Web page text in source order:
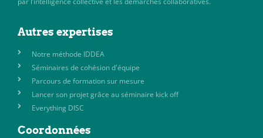
Autres expertises
Notre méthode IDDEA
Séminaires de cohésion d'équipe
Parcours de formation sur mesure
Lancer son projet grâce au séminaire kick off
Everything DISC
Coordonnées